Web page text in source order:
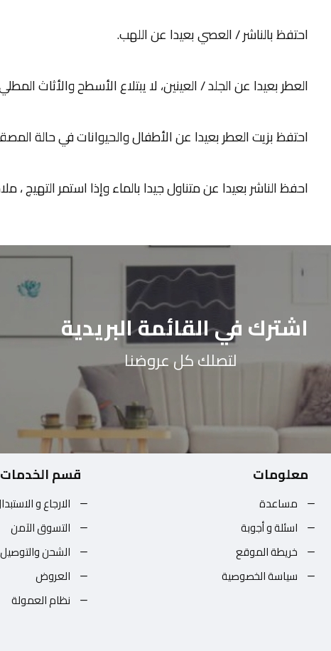
احتفظ بالناشر / العصي بعيدا عن اللهب.
العطر بعيدا عن الجلد / العينين، لا يبتلاع الأسطح والأثاث
احتفظ بزيت العطر بعيدا عن الأطفال والحيوانات في حالة
احفظ الناشر بعيدا عن متناول جيدا بالماء وإذا استمر التهيج
اشترك في القائمة البريدية
لتصلك كل عروضنا
معلومات
مساعدة
اسئلة و أجوبة
خريطة الموقع
سياسة الخصوصية
قسم الخدمات
الارجاع و
التسوق الآمن
الشحن والتوصيل
العروض
نظام العمولة